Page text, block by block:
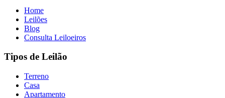
Home
Leilões
Blog
Consulta Leiloeiros
Tipos de Leilão
Terreno
Casa
Apartamento